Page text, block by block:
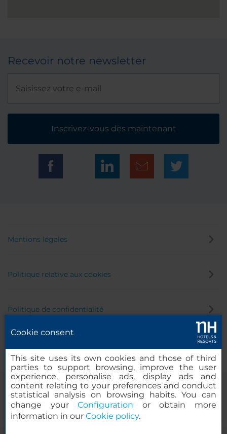
Recevoir notre newsletter
Inscrivez-vous dès maintenant
Mentions légales
Politique relative aux cookies
Politique de confidentialité
Cookie consent
This site uses its own cookies and those of third
parties to support browsing, improve the user
experience, personalise ads, display ads and
content relating to your preferences and conduct
statistical analysis on browsing habits. You can
change yourConfiguration or obtain more
information in our Cookie policy.